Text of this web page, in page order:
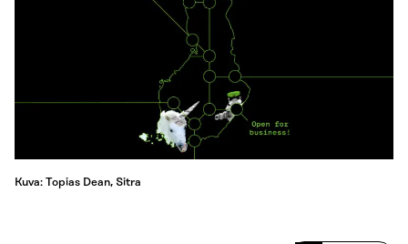
Kuva: Topias Dean, Sitra